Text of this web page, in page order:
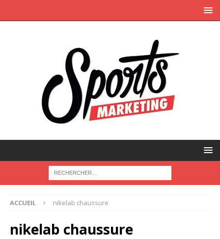
ACCUEIL nikelab chaussure
nikelab chaussure